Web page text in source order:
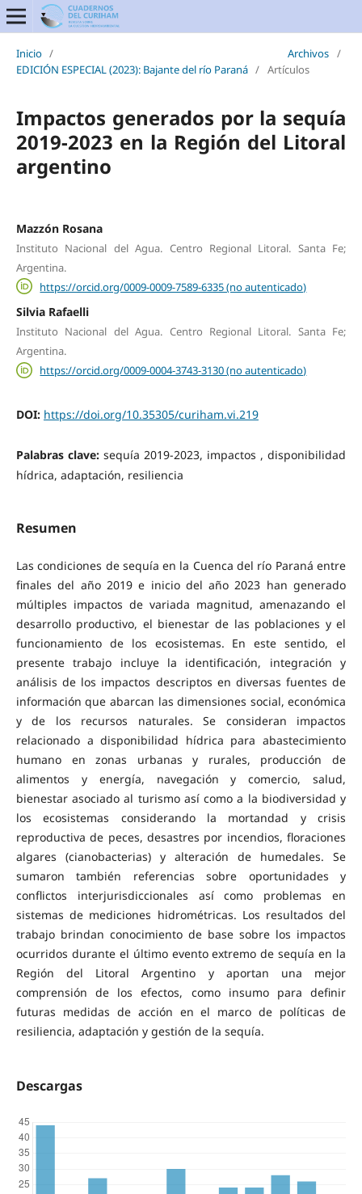
Inicio / Archivos /
EDICIÓN ESPECIAL (2023): Bajante del río Paraná / Artículos
Impactos generados por la sequía
2019-2023 en la Región del Litoral
argentino
Mazzón Rosana
Instituto Nacional del Agua. Centro Regional Litoral. Santa Fe;
Argentina.
https://orcid.org/0009-0009-7589-6335 (no autenticado)
Silvia Rafaelli
Instituto Nacional del Agua. Centro Regional Litoral. Santa Fe;
Argentina.
https://orcid.org/0009-0004-3743-3130 (no autenticado)
DOI: https://doi.org/10.35305/curiham.vi.219
Palabras clave: sequía 2019-2023, impactos , disponibilidad
hídrica, adaptación, resiliencia
Resumen
Las condiciones de sequía en la Cuenca del río Paraná entre
finales del año 2019 e inicio del año 2023 han generado
múltiples impactos de variada magnitud, amenazando el
desarrollo productivo, el bienestar de las poblaciones y el
funcionamiento de los ecosistemas. En este sentido, el
presente trabajo incluye la identificación, integración y
análisis de los impactos descriptos en diversas fuentes de
información que abarcan las dimensiones social, económica
y de los recursos naturales. Se consideran impactos
relacionado a disponibilidad hídrica para abastecimiento
humano en zonas urbanas y rurales, producción de
alimentos y energía, navegación y comercio, salud,
bienestar asociado al turismo así como a la biodiversidad y
los ecosistemas considerando la mortandad y crisis
reproductiva de peces, desastres por incendios, floraciones
algares (cianobacterias) y alteración de humedales. Se
sumaron también referencias sobre oportunidades y
conflictos interjurisdiccionales así como problemas en
sistemas de mediciones hidrométricas. Los resultados del
trabajo brindan conocimiento de base sobre los impactos
ocurridos durante el último evento extremo de sequía en la
Región del Litoral Argentino y aportan una mejor
comprensión de los efectos, como insumo para definir
futuras medidas de acción en el marco de políticas de
resiliencia, adaptación y gestión de la sequía.
Descargas